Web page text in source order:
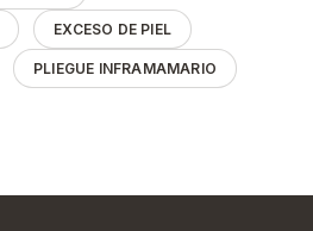
EXCESO DE PIEL
PLIEGUE INFRAMAMARIO